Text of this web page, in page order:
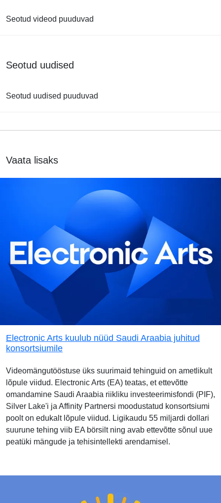
Seotud videod puuduvad
Seotud uudised
Seotud uudised puuduvad
Vaata lisaks
Electronic Arts kuulub nüüd Saudi Araabia juhitud
konsortsiumile
Videomängutööstuse üks suurimaid tehinguid on ametlikult
lõpule viidud. Electronic Arts (EA) teatas, et ettevõtte
omandamine Saudi Araabia riikliku investeerimisfondi (PIF),
Silver Lake'i ja Affinity Partnersi moodustatud konsortsiumi
poolt on edukalt lõpule viidud. Ligikaudu 55 miljardi dollari
suurune tehing viib EA börsilt ning avab ettevõtte sõnul uue
peatüki mängude ja tehisintellekti arendamisel.